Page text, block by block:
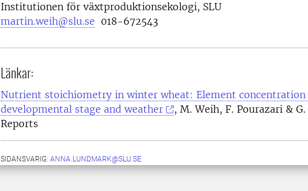
Institutionen för växtproduktionsekologi, SLU
martin.weih@slu.se 018-672543
Länkar:
Nutrient stoichiometry in winter wheat: Element
developmental stage and weather
, M. Weih, F. Pourazari &
Reports
SIDANSVARIG: ANNA.LUNDMARK@SLU.SE